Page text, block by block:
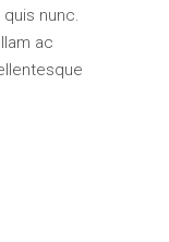
nunc.
ac